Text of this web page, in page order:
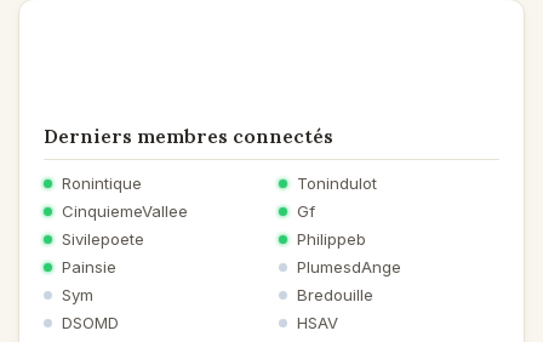
Alors qu'en même temps, on oblige "les vieux" à
travailler de plus en plus longtemps, au nom de
l'allongement de la vie et de l'allègement du travail
grâce aux machines.
CinquiemeVallee
Poème
le 08/03/2020 à 22:18
Derniers membres connectés
Ronintique
Tonindulot
CinquiemeVallee
Gf
Sivilepoete
Philippeb
Painsie
PlumesdAnge
Sym
Bredouille
DSOMD
HSAV